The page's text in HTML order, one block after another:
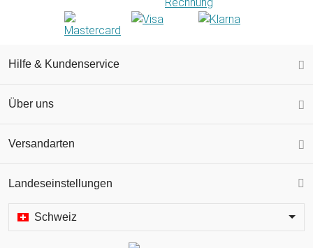
Hilfe & Kundenservice
Über uns
Versandarten
Landeseinstellungen
Schweiz